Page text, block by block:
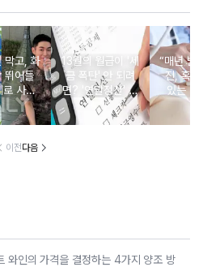
막고, 화
뛰어들
로 사람
인 10
13월의 월급이 '세
금 폭탄' 안 되려
면? '연말정산' 핵
심 꿀팁 A to Z
“매년 받
진, 혹시
있는 건
요?”
이전다음
와인의 가격을 결정하는 4가지 양조 방